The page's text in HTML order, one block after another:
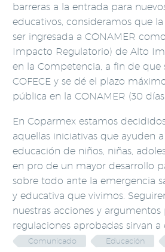
barreras a la entrada para
educativos, consideramos que
ser ingresada a CONAMER
Impacto Regulatorio) de Alto
en la Competencia, a fin de que
COFECE y se dé el plazo
pública en la CONAMER (30
En Coparmex estamos
aquellas iniciativas que ayuden
educación de niños, niñas,
en pro de un mayor desarrollo
sobre todo ante la emergencia
y educativa que vivimos.
nuestras acciones y argumentos
regulaciones aprobadas sirvan a
Comunicado Educación